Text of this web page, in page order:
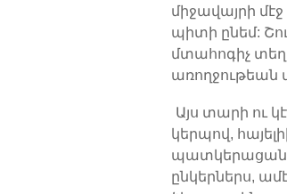
միջավայրի
պիտի ընեմ:
մտահոգիչ
առողջութեան
Այս տարի ու
կերպով,
պատկերացան
ընկերներս,